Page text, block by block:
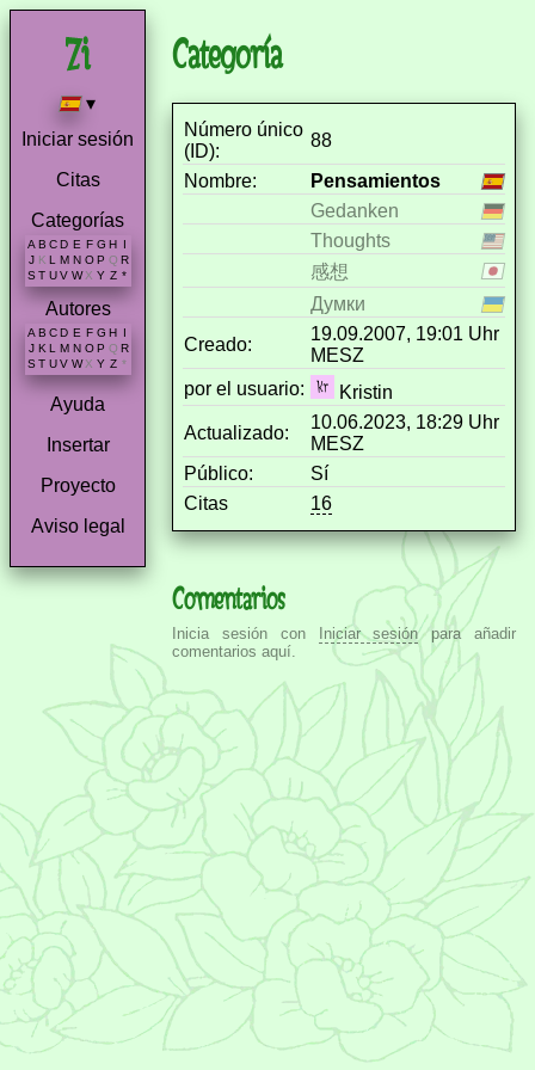
▾
Iniciar sesión
Citas
Categorías
A B C D E F G H I
J K L M N O P Q R
S T U V W X Y Z *
Autores
A B C D E F G H
J K L M N O P Q R
S T U V W X Y Z *
Ayuda
Insertar
Proyecto
Aviso legal
Categoría
Número único
(ID):
88
Nombre:
Pensamientos
Gedanken
Thoughts
感想
Думки
Creado:
19.09.2007, 19:01 Uhr
MESZ
por el usuario:
Kristin
Actualizado:
10.06.2023, 18:29 Uhr
MESZ
Público:
Sí
Citas
16
Comentarios
Inicia sesión con Iniciar sesiónpara añadir
comentarios aquí.